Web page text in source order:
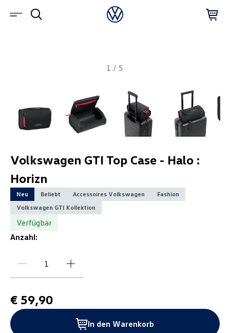
1 /5
Volkswagen GTI Top Case - Halo :
Horizn
Neu Beliebt Accessoires Volkswagen
Fashion
Volkswagen GTI Kollektion
Verfügbar
Anzahl:
€ 59,90
In den Warenkorb